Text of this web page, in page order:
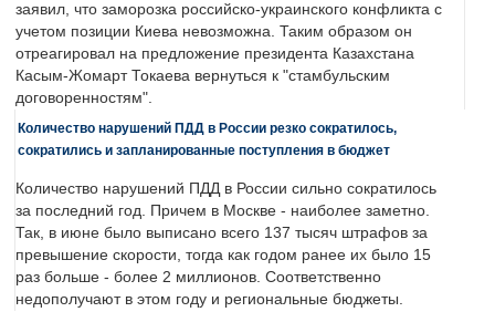
заявил, что заморозка российско-украинского конфликта с
учетом позиции Киева невозможна. Таким образом он
отреагировал на предложение президента Казахстана
Касым-Жомарт Токаева вернуться к "стамбульским
договоренностям".
Количество нарушений ПДД в России резко сократилось,
сократились и запланированные поступления в бюджет
Количество нарушений ПДД в России сильно сократилось
за последний год. Причем в Москве - наиболее заметно.
Так, в июне было выписано всего 137 тысяч штрафов за
превышение скорости, тогда как годом ранее их было 15
раз больше - более 2 миллионов. Соответственно
недополучают в этом году и региональные бюджеты.